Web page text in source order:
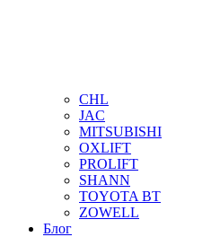
CHL
JAC
MITSUBISHI
OXLIFT
PROLIFT
SHANN
TOYOTA BT
ZOWELL
Блог